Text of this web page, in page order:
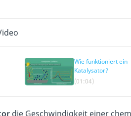
Wie funktioniert ein
Katalysator?
(01:04)
die Geschwindigkeit einer